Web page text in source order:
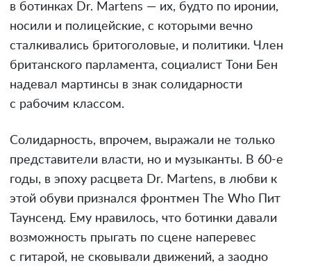
в ботинках Dr. Martens — их, будто по иронии,
носили и полицейские, с которыми вечно
сталкивались бритоголовые, и политики. Член
британского парламента, социалист Тони Бен
надевал мартинсы в знак солидарности
с рабочим классом.
Солидарность, впрочем, выражали не только
представители власти, но и музыканты. В 60-е
годы, в эпоху расцвета Dr. Martens, в любви к
этой обуви признался фронтмен The Who Пит
Таунсенд. Ему нравилось, что ботинки давали
возможность прыгать по сцене наперевес
с гитарой, не сковывали движений, а заодно